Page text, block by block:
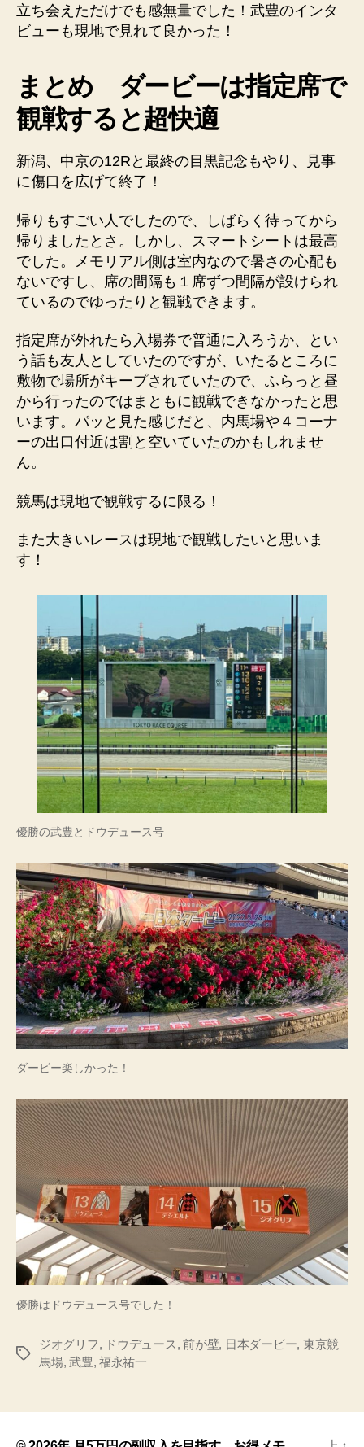
立ち会えただけでも感無量でした！武豊のインタ
ビューも現地で見れて良かった！
まとめ ダービーは指定席で
観戦すると超快適
新潟、中京の12Rと最終の目黒記念もやり、見事
に傷口を広げて終了！
帰りもすごい人でしたので、しばらく待ってから
帰りましたとさ。しかし、スマートシートは最高
でした。メモリアル側は室内なので暑さの心配も
ないですし、席の間隔も１席ずつ間隔が設けられ
ているのでゆったりと観戦できます。
指定席が外れたら入場券で普通に入ろうか、とい
う話も友人としていたのですが、いたるところに
敷物で場所がキープされていたので、ふらっと昼
から行ったのではまともに観戦できなかったと思
います。パッと見た感じだと、内馬場や４コーナ
ーの出口付近は割と空いていたのかもしれませ
ん。
競馬は現地で観戦するに限る！
また大きいレースは現地で観戦したいと思いま
す！
優勝の武豊とドウデュース号
ダービー楽しかった！
優勝はドウデュース号でした！
ジオグリフ, ドウデュース,前が壁, 日本ダービー, 東京競
馬場, 武豊, 福永祐一